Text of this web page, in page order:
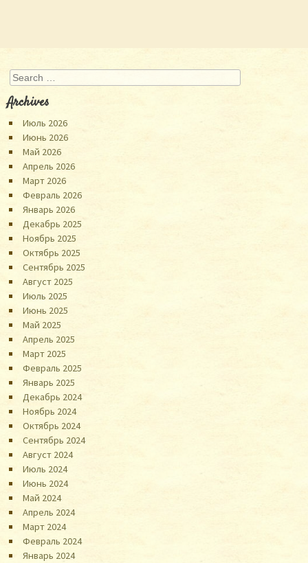
Search
Archives
Июль 2026
Июнь 2026
Май 2026
Апрель 2026
Март 2026
Февраль 2026
Январь 2026
Декабрь 2025
Ноябрь 2025
Октябрь 2025
Сентябрь 2025
Август 2025
Июль 2025
Июнь 2025
Май 2025
Апрель 2025
Март 2025
Февраль 2025
Январь 2025
Декабрь 2024
Ноябрь 2024
Октябрь 2024
Сентябрь 2024
Август 2024
Июль 2024
Июнь 2024
Май 2024
Апрель 2024
Март 2024
Февраль 2024
Январь 2024